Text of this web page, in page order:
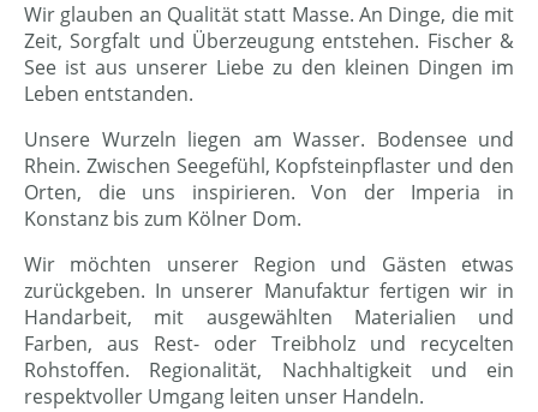
Wir glauben an Qualität statt Masse. An Dinge, die mit
Zeit, Sorgfalt und Überzeugung entstehen. Fischer &
See ist aus unserer Liebe zu den kleinen Dingen im
Leben entstanden.
Unsere Wurzeln liegen am Wasser. Bodensee und
Rhein. Zwischen Seegefühl, Kopfsteinpflaster und den
Orten, die uns inspirieren. Von der Imperia in
Konstanz bis zum Kölner Dom.
Wir möchten unserer Region und Gästen etwas
zurückgeben. In unserer Manufaktur fertigen wir in
Handarbeit, mit ausgewählten Materialien und
Farben, aus Rest- oder Treibholz und recycelten
Rohstoffen. Regionalität, Nachhaltigkeit und ein
respektvoller Umgang leiten unser Handeln.